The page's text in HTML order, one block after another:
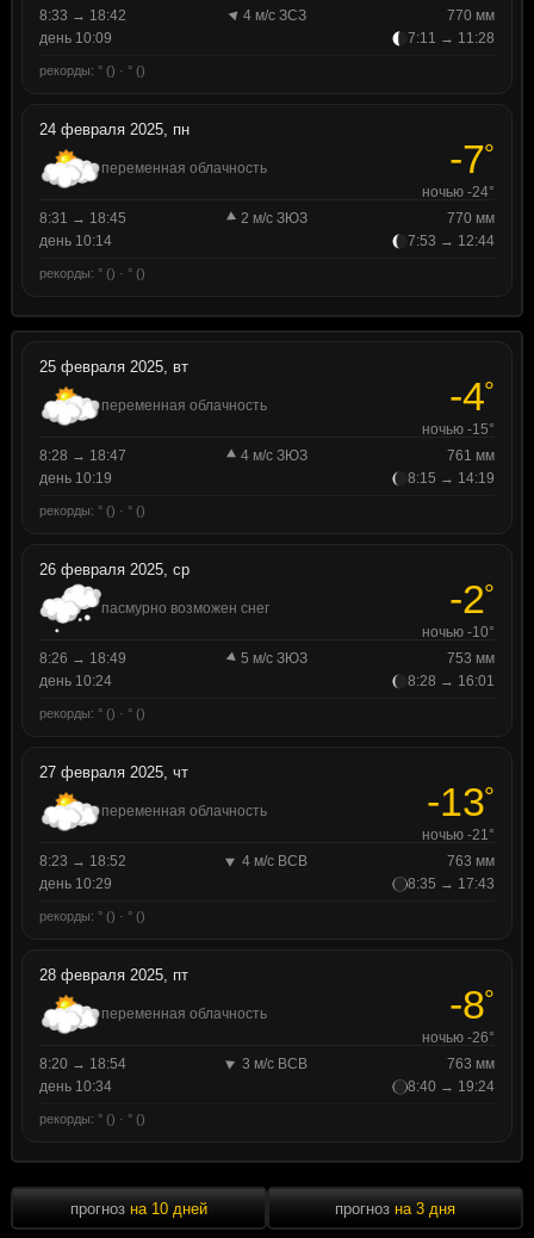
8:33 → 18:42
4 м/с ЗСЗ
770 мм
день 10:09
7:11 → 11:28
рекорды: ° () · ° ()
24 февраля 2025, пн
переменная облачность -7°
ночью -24°
8:31 → 18:45
2 м/с ЗЮЗ
770 мм
день 10:14
7:53 → 12:44
рекорды: ° () · ° ()
25 февраля 2025, вт
переменная облачность -4°
ночью -15°
8:28 → 18:47
4 м/с ЗЮЗ
761 мм
день 10:19
8:15 → 14:19
рекорды: ° () · ° ()
26 февраля 2025, ср
пасмурно возможен снег -2°
ночью -10°
8:26 → 18:49
5 м/с ЗЮЗ
753 мм
день 10:24
8:28 → 16:01
рекорды: ° () · ° ()
27 февраля 2025, чт
переменная облачность -13°
ночью -21°
8:23 → 18:52
4 м/с ВСВ
763 мм
день 10:29
8:35 → 17:43
рекорды: ° () · ° ()
28 февраля 2025, пт
переменная облачность -8°
ночью -26°
8:20 → 18:54
3 м/с ВСВ
763 мм
день 10:34
8:40 → 19:24
рекорды: ° () · ° ()
прогноз на 10 дней прогноз на 3 дня